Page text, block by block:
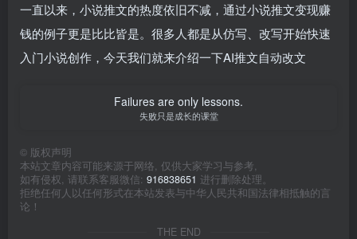
一直以来，小说推文的热度依旧不减，通过小说推文变现赚
钱的例子更是比比皆是。很多人都是从仿写、改写开始快速
入门小说创作，今天我们就来介绍一下AI推文自动改文
Failures are only lessons.
失败只是成长的课堂
© 版权声明
本站文章内容可能来源于网络, 仅供大家学习与参考,
如有侵权, 请联系客服微信: 916838651 进行删除处理。
拒绝任何人以任何形式在本站发表与中华人民共和国法律相抵触的言
论！
THE END